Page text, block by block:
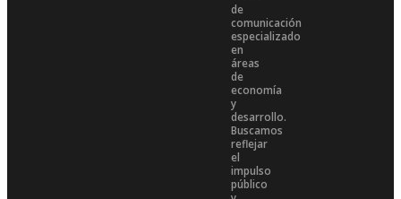
de
comunicación
especializado
en
áreas
de
economía
y
desarrollo.
Buscamos
reflejar
el
impulso
público